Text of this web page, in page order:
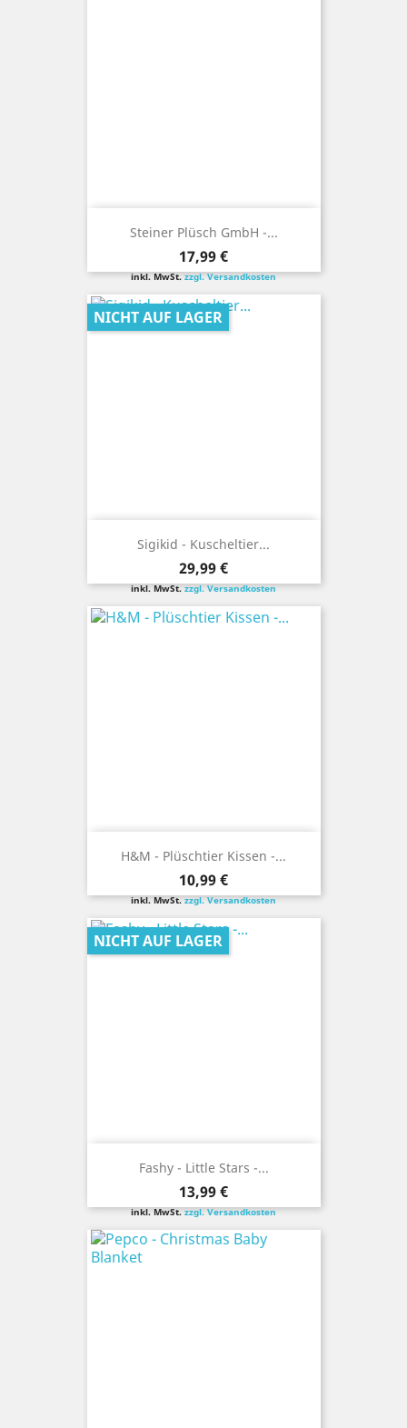
Steiner Plüsch GmbH -...
Preis
17,99 €
inkl. MwSt.zzgl. Versandkosten
Sigikid - Kuscheltier...
Preis
29,99 €
inkl. MwSt.zzgl. Versandkosten
NICHT AUF LAGER
H&M - Plüschtier Kissen -...
Preis
10,99 €
inkl. MwSt.zzgl. Versandkosten
Fashy - Little Stars -...
Preis
13,99 €
inkl. MwSt.zzgl. Versandkosten
NICHT AUF LAGER